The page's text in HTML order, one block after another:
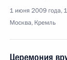
1 июня 2009 года,
Москва, Кремль
Церемония